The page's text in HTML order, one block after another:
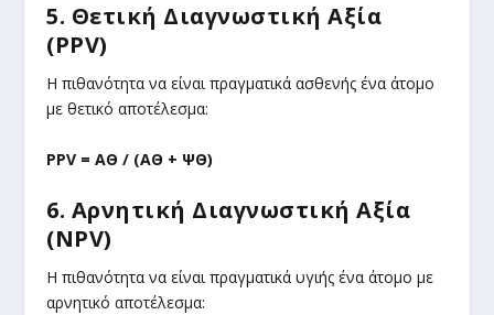
5. Θετική Διαγνωστική Αξία
(PPV)
Η πιθανότητα να είναι πραγματικά ασθενής ένα άτομο
με θετικό αποτέλεσμα:
PPV = ΑΘ / (ΑΘ + ΨΘ)
6. Αρνητική Διαγνωστική Αξία
(NPV)
Η πιθανότητα να είναι πραγματικά υγιής ένα άτομο με
αρνητικό αποτέλεσμα: